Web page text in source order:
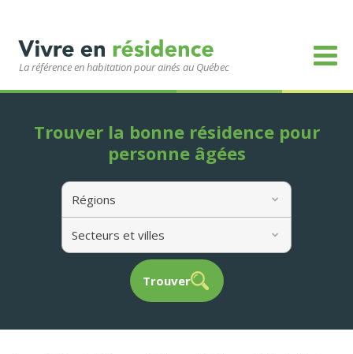
La référence en habitation pour ainés au Québec
Régions
Secteurs et villes
Trouver
Trouver la bonne résidence pour
personne âgées